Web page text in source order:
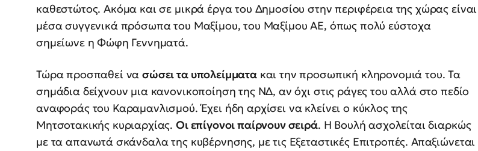
καθεστώτος. Ακόμα και σε μικρά έργα του Δημοσίου στην περιφέρεια της χώρας είναι
μέσα συγγενικά πρόσωπα του Μαξίμου, του Μαξίμου ΑΕ, όπως πολύ εύστοχα
σημείωνε η Φώφη Γεννηματά.
Τώρα προσπαθεί νασώσει τα υπολείμματακαι την προσωπική κληρονομιά του. Τα
σημάδια δείχνουν μια κανονικοποίηση της ΝΔ, αν όχι στις ράγες του αλλά στο πεδίο
αναφοράς του Καραμανλισμού. Έχει ήδη αρχίσει να κλείνει ο κύκλος της
Μητσοτακικής κυριαρχίας. Οι επίγονοι παίρνουν σειρά. Η Βουλή ασχολείται διαρκώς
με τα απανωτά σκάνδαλα της κυβέρνησης, με τις Εξεταστικές Επιτροπές. Απαξιώνεται